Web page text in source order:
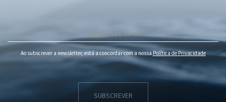
Ao subscrever a newsletter, está a concordar com a nossa Política de Privacidade
SUBSCREVER